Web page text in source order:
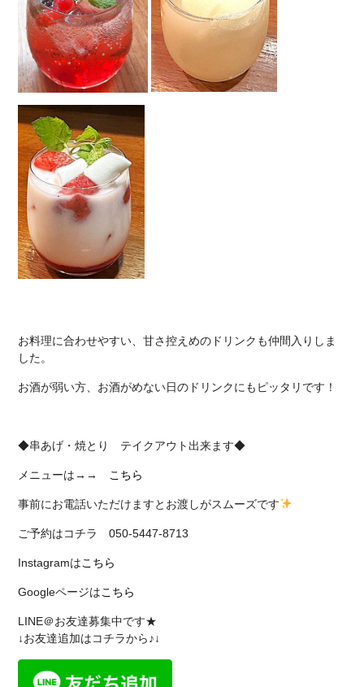
お料理に合わせやすい、甘さ控えめのドリンクも仲間入りしま
した。
お酒が弱い方、お酒がめない日のドリンクにもピッタリです！
◆串あげ・焼とり テイクアウト出来ます◆
メニューは→→ こちら
事前にお電話いただけますとお渡しがスムーズです
ご予約はコチラ 050-5447-8713
Instagramはこちら
Googleページはこちら
LINE＠お友達募集中です★
↓お友達追加はコチラから♪↓